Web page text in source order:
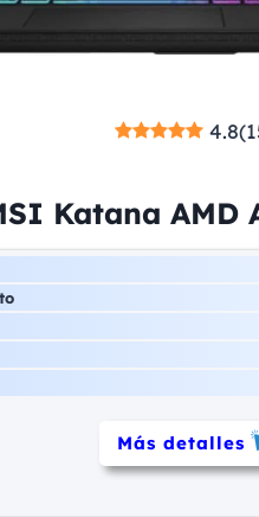
4.8(
Katana AMD
Más detalles